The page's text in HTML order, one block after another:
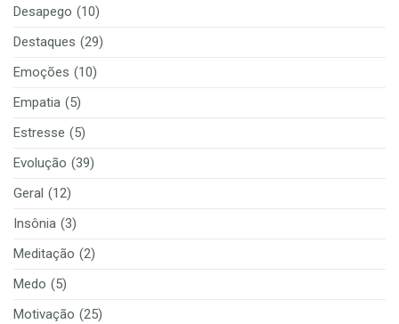
Desapego (10)
Destaques (29)
Emoções (10)
Empatia (5)
Estresse (5)
Evolução (39)
Geral (12)
Insônia (3)
Meditação (2)
Medo (5)
Motivação (25)